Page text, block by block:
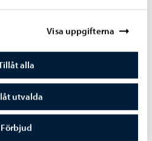
Visa uppgifterna
alla
utvalda
Förbjud
för sommaren i
ut för tider som inte